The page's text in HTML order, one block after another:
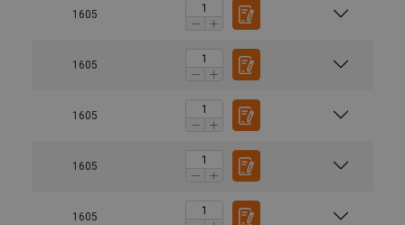
1605
1605
1605
1605
1605